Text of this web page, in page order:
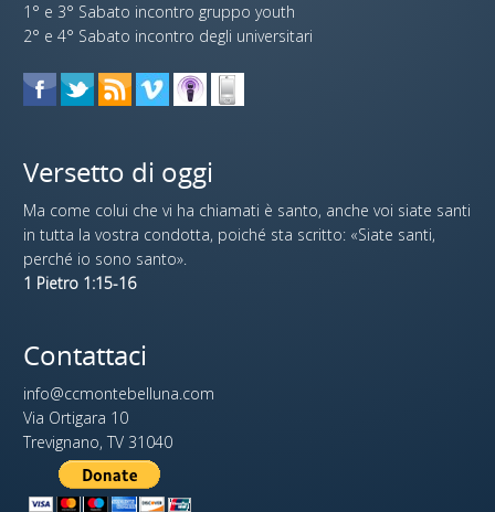
1° e 3° Sabato incontro gruppo youth
2° e 4° Sabato incontro degli universitari
Versetto di oggi
Ma come colui che vi ha chiamati è santo, anche voi siate santi
in tutta la vostra condotta, poiché sta scritto: «Siate santi,
perché io sono santo».
1 Pietro 1:15-16
Contattaci
info@ccmontebelluna.com
Via Ortigara 10
Trevignano, TV 31040